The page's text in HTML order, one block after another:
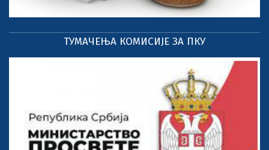
ТУМАЧЕЊА КОМИСИЈЕ ЗА ПКУ